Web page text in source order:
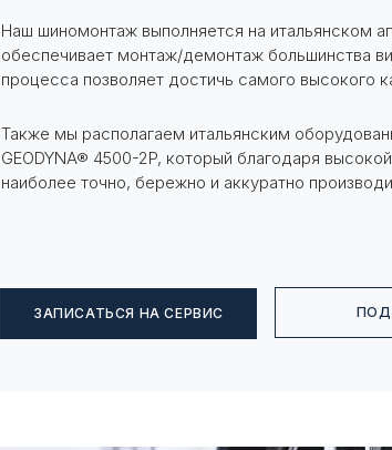
Наш шиномонтаж выполняется на итальянском
обеспечивает монтаж/демонтаж большинства
процесса позволяет достичь самого высокого
Также мы располагаем итальянским
GEODYNA® 4500-2P, который благодаря
наиболее точно, бережно и аккуратно
ЗАПИСАТЬСЯ НА СЕРВИС